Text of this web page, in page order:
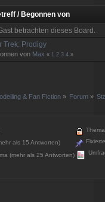
/Begonnen von
betrachten dieses Board.
Trek: Prodigy
von Max « 1 2 3 4 »
& Fan Fiction» Forum »
als 15 Antworten)
(mehr als 25 Antworten)